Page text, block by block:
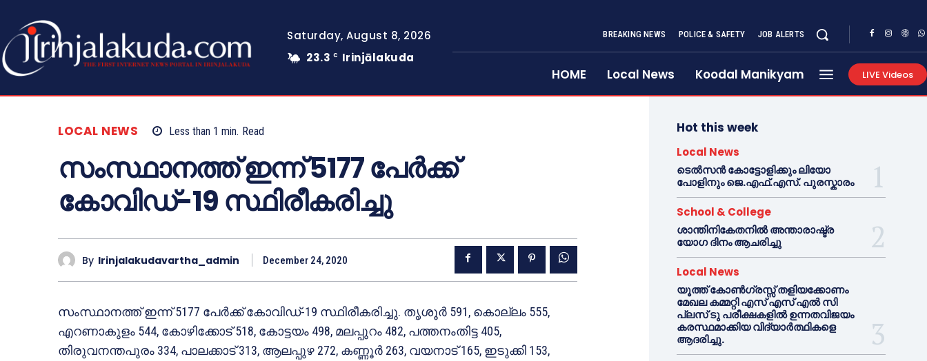
Saturday, August 8, 2026
23.3 C Irinjālakuda
BREAKING NEWS POLICE & SAFETY JOB ALERTS
HOME Local News Koodal Manikyam LIVE Videos
LOCAL NEWS Less than 1 min. Read
സംസ്ഥാനത്ത് ഇന്ന് 5177 പേര്‍ക്ക്
കോവിഡ്-19 സ്ഥിരീകരിച്ചു
By Irinjalakudavartha_admin December 24, 2020
സംസ്ഥാനത്ത് ഇന്ന് 5177 പേര്‍ക്ക് കോവിഡ്-19 സ്ഥിരീകരിച്ചു. തൃശൂര്‍ 591, കൊല്ലം 555,
എറണാകുളം 544, കോഴിക്കോട് 518, കോട്ടയം 498, മലപ്പുറം 482, പത്തനംതിട്ട 405,
തിരുവനന്തപുരം 334, പാലക്കാട് 313, ആലപ്പുഴ 272, കണ്ണൂര്‍ 263, വയനാട് 165, ഇടുക്കി 153,
Hot this week
Local News
ടെൽസൻ കോട്ടോളിക്കും ലിയോ
പോളിനും ജെ.എഫ്.എസ്. പുരസ്കാരം
School & College
ശാന്തിനികേതനിൽ അന്താരാഷ്ട്ര
യോഗ ദിനം ആചരിച്ചു
Local News
യൂത്ത് കോൺഗ്രസ്സ് തളിയക്കോണം
മേഖല കമ്മറ്റി എസ് എസ് എൽ സി
പ്ലസ് ടു പരീക്ഷകളിൽ ഉന്നതവിജയം
കരസ്ഥമാക്കിയ വിദ്യാർത്ഥികളെ
ആദരിച്ചു.